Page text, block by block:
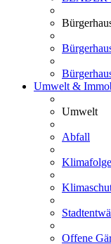
Umwelt &
Umwelt
Abfall
Offene